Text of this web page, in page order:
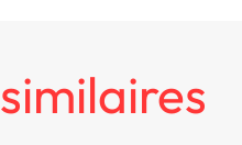
similaires